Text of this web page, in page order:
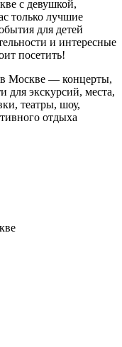
с девушкой,
только лучшие
для детей
и интересные
посетить!
Москве — концерты,
для экскурсий, места,
театры, шоу,
отдыха